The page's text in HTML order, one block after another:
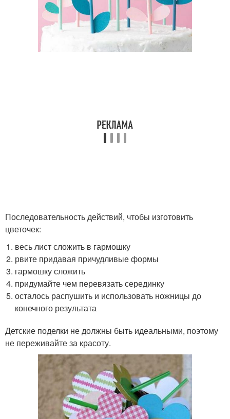
Последовательность действий, чтобы изготовить
цветочек:
весь лист сложить в гармошку
рвите придавая причудливые формы
гармошку сложить
придумайте чем перевязать серединку
осталось распушить и использовать ножницы до
конечного результата
Детские поделки не должны быть идеальными, поэтому
не переживайте за красоту.